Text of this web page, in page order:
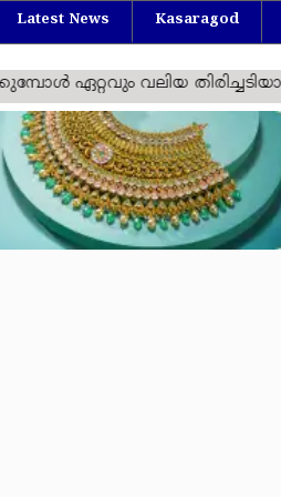
Latest News Kasaragod